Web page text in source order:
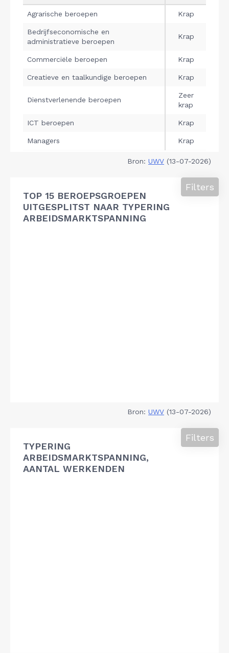
Bron: UWV (13-07-2026)
TOP 15 BEROEPSGROEPEN
UITGESPLITST NAAR TYPERING
ARBEIDSMARKTSPANNING
Filters
Bron: UWV (13-07-2026)
TYPERING
ARBEIDSMARKTSPANNING,
AANTAL WERKENDEN
Filters